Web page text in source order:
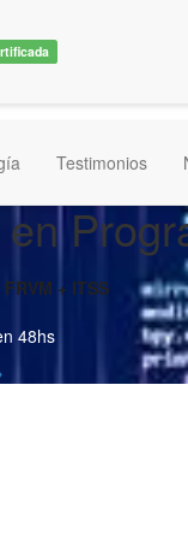
Testimonios
FRVM + ITSS
48hs